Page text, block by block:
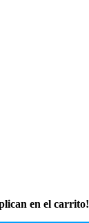
en el carrito!